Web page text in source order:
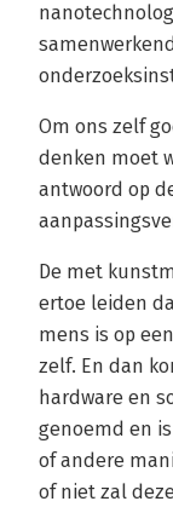
Om ons zelf
denken moet
antwoord op
De met
ertoe leiden
mens is op
zelf. En dan
hardware en
genoemd en
of andere
of niet zal